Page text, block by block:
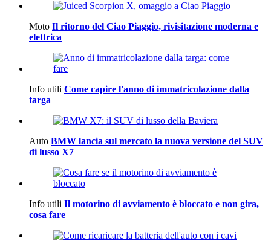
Moto Il ritorno del Ciao Piaggio, rivisitazione moderna e
elettrica
Info utili Come capire l'anno di immatricolazione dalla
targa
Auto BMW lancia sul mercato la nuova versione del SUV
di lusso X7
Info utili Il motorino di avviamento è bloccato e non gira,
cosa fare